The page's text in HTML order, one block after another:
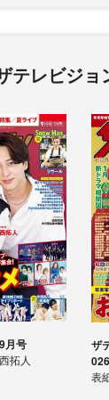
テレビジョ
月号
拓人
ザ
026
表